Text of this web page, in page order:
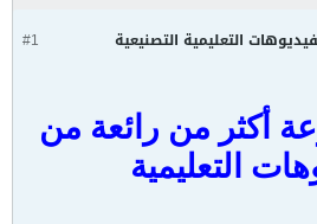
#1 التعليمية التصنيعية
أكثر من رائعة من
التعليمية